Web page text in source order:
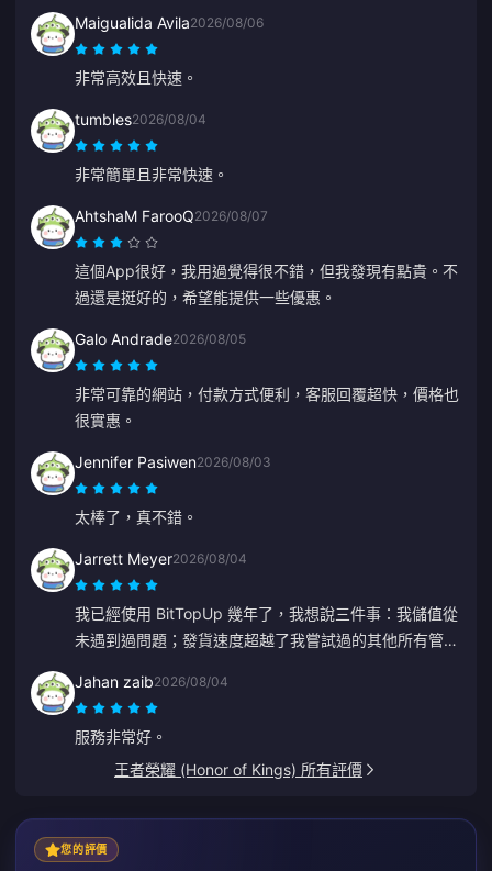
Maigualida Avila2026/08/06
非常高效且快速。
tumbles2026/08/04
非常簡單且非常快速。
AhtshaM FarooQ2026/08/07
這個App很好，我用過覺得很不錯，但我發現有點貴。不
過還是挺好的，希望能提供一些優惠。
Galo Andrade2026/08/05
非常可靠的網站，付款方式便利，客服回覆超快，價格也
很實惠。
Jennifer Pasiwen2026/08/03
太棒了，真不錯。
Jarrett Meyer2026/08/04
我已經使用 BitTopUp 幾年了，我想說三件事：我儲值從
未遇到過問題；發貨速度超越了我嘗試過的其他所有管
更輕鬆。
Jahan zaib2026/08/04
服務非常好。
王者榮耀 (Honor of Kings) 所有評價
您的評價